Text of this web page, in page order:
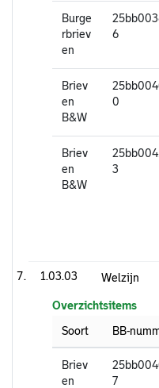
Burge
rbriev
en
6
Briev
en
B&W
0
Briev
en
B&W
3
1.03.03 Welzijn
Overzichtsitems
Soort
BB-
Briev
en
7